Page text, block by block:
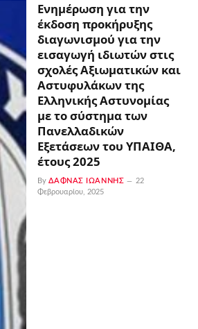
Ενημέρωση για την
έκδοση προκήρυξης
διαγωνισμού για την
εισαγωγή ιδιωτών στις
σχολές Αξιωματικών και
Αστυφυλάκων της
Ελληνικής Αστυνομίας
με το σύστημα των
Πανελλαδικών
Εξετάσεων του ΥΠΑΙΘΑ,
έτους 2025
By ΔΑΦΝΆΣ ΙΩΆΝΝΗΣ
22
Φεβρουαρίου, 2025